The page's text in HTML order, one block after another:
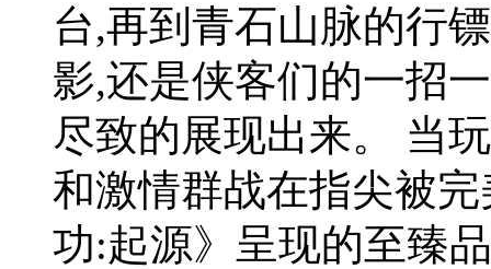
台,再到青石山脉的行
影,还是侠客们的一招
尽致的展现出来。 当
和激情群战在指尖被
功:起源》呈现的至臻